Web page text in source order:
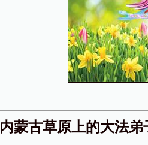
内蒙古草原上的大法